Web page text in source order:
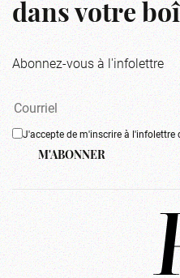
dans votre
Abonnez-vous à l'infolettre
J'accepte de m'inscrire à l'infolettre
M'ABONNER